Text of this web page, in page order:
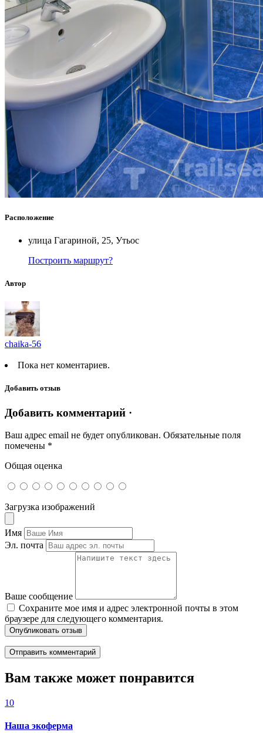
Расположение
улица Гагариной, 25, Утьос
Построить маршрут?
Автор
chaika-56
Пока нет коментариев.
Добавить отзыв
Добавить комментарий ·
Ваш адрес email не будет опубликован. Обязательные поля
помечены *
Общая оценка
Загрузка изображений
Имя
Эл. почта
Ваше сообщение
Сохраните мое имя и адрес электронной почты в этом
браузере для следующего комментария.
Опубликовать отзыв
Вам также может понравится
10
Наша экоферма